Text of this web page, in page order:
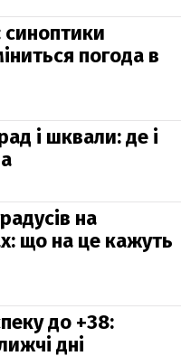
синоптики
погода в
і шквали: де і
на
що на це кажуть
до +38:
дні